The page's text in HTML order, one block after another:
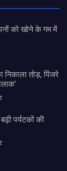
को खोने के गम में
निकाला तोड़, पिंजरे
पर्यटकों की